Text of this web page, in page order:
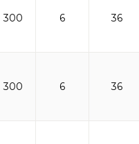
300 6 36
300 6 36